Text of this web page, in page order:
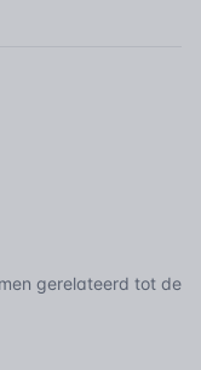
gerelateerd tot de